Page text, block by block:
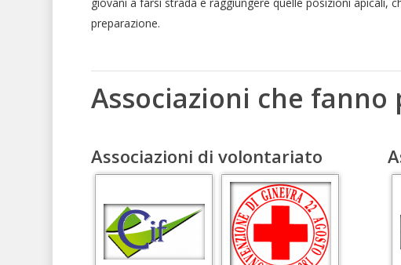
preparazione.
Associazioni che
Associazioni di volontariato